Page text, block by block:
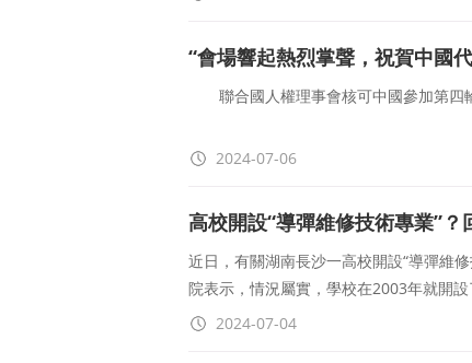
也總有人關心她的近況
7月3日，北京大學考古文博學院
“會場響起熱烈掌聲，祝賀中國
聯合國人權理事會核可中國參加第四
7月4日，正在瑞士日内瓦舉行的聯合國
2024-07-06
高校開設“導彈維修技術專業”？
近日，有關湖南長沙一高校開設“導彈維
院表示，情況屬實，學校在2003年就開
2024-07-04